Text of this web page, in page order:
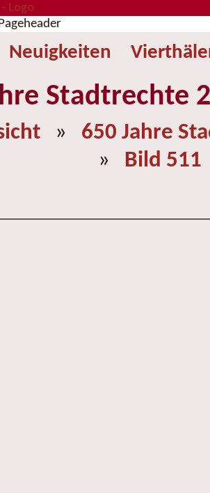
Neuigkeiten
Stadtrechte
» 650 Jahre
» Bild 511